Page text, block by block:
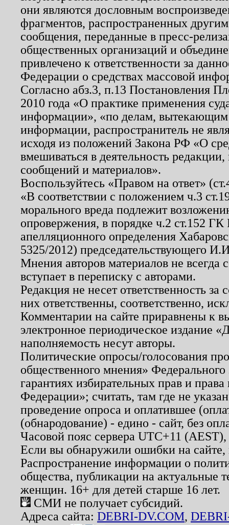
они являются дословным
фрагментов, распространенных
сообщения, переданные в пресс-
общественных организаций и
привлечено к ответственности за
Федерации о средствах массовой
Согласно абз.3, п.13 Постановления
2010 года «О практике применения
информации», «по делам, вытекающим
информации, распространитель не
исходя из положений Закона РФ «О
вмешиваться в деятельность
сообщений и материалов».
Воспользуйтесь «Правом на ответ»
«В соответствии с положением ч.3
морального вреда подлежит
опровержения, в порядке ч.2 ст.152
апелляционного определения
5325/2012) председательствующего
Мнения авторов материалов не
вступает в переписку с авторами.
Редакция не несет ответственность
них ответственны, соответственно,
Комментарии на сайте приравнены к
электронное периодическое издание
наполняемость несут авторы.
Политические опросы/голосования
общественного мнения»
гарантиях избирательных прав и
Федерации»; считать, там где не
проведение опроса и оплатившее
(обнародование) - едино - сайт, без
Часовой пояс сервера UTC+11
Если вы обнаружили ошибки на
Распространение информации о
общества, публикации на актуальные
женщин. 16+ для детей старше 16 лет.
СМИ не получает субсидий.
Адреса сайта: DEBRI-DV.COM,